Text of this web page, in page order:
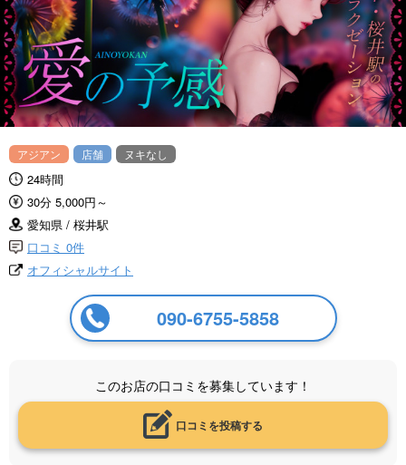
アジアン 店舗 ヌキなし
24時間
30分 5,000円～
愛知県 / 桜井駅
口コミ 0件
オフィシャルサイト
090-6755-5858
このお店の口コミを募集しています！
口コミを投稿する